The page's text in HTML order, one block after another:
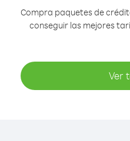
Compra paquetes de
conseguir las mejores
Ver